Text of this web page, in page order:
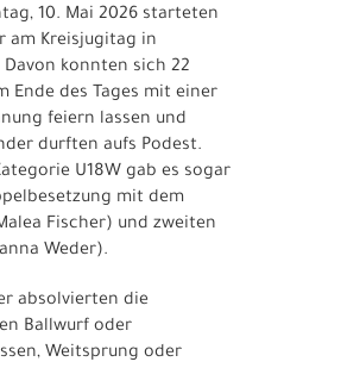
10. Mai 2026 starteten
am Kreisjugitag in
Davon konnten sich 22
Ende des Tages mit einer
feiern lassen und
durften aufs Podest.
U18W gab es sogar
mit dem
Fischer) und zweiten
Weder).
absolvierten die
Ballwurf oder
Weitsprung oder